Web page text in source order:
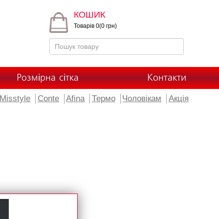
КОШИК
Товарів 0(0 грн)
Розмірна сітка Контакти
Misstyle Conte Afina Термо Чоловікам Акція